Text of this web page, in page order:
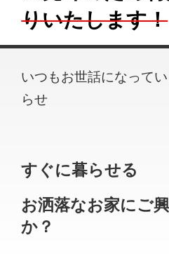
りいたします！
いつもお世話になって
らせ
すぐに暮らせる
お洒落なお家にご
か？